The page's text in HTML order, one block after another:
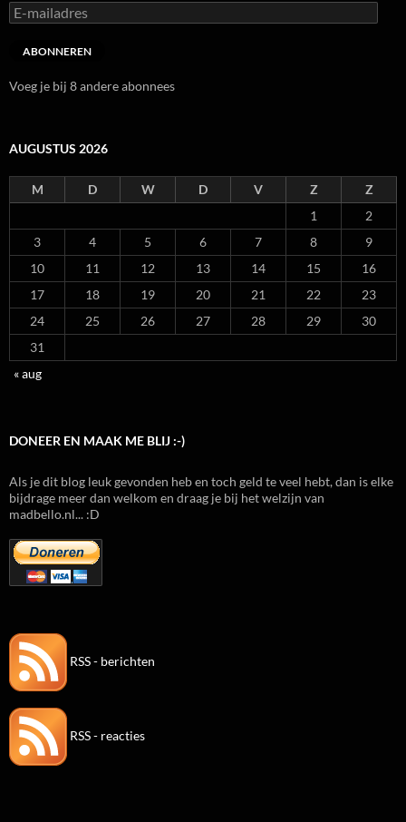
E-
mailadres
ABONNEREN
Voeg je bij 8 andere abonnees
AUGUSTUS 2026
M D W D V Z
Z
1
2
3
4 5 6 7 8
9
10
11 12 13 14 15
16
17
18 19 20 21 22
23
24
25 26 27 28 29
30
31
« aug
DONEER EN MAAK ME BLIJ :-)
Als je dit blog leuk gevonden heb en toch geld te veel hebt, dan is elke
bijdrage meer dan welkom en draag je bij het welzijn van
madbello.nl... :D
RSS - berichten
RSS - reacties